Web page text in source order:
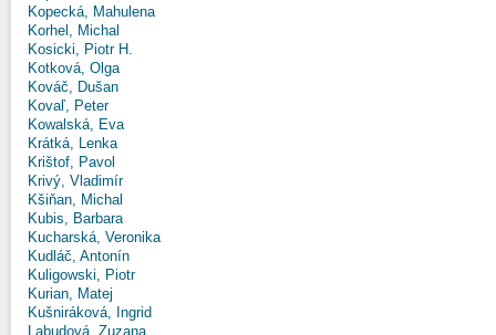
Kopecká, Mahulena
Korhel, Michal
Kosicki, Piotr H.
Kotková, Olga
Kováč, Dušan
Kovaľ, Peter
Kowalská, Eva
Krátká, Lenka
Krištof, Pavol
Krivý, Vladimír
Kšiňan, Michal
Kubis, Barbara
Kucharská, Veronika
Kudláč, Antonín
Kuligowski, Piotr
Kurian, Matej
Kušniráková, Ingrid
Labudová, Zuzana